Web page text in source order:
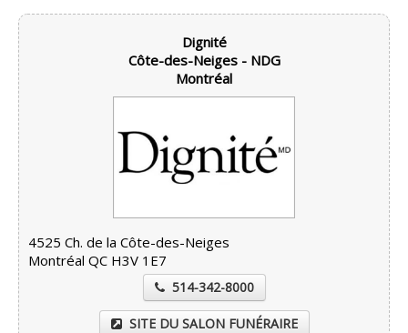
Dignité
Côte-des-Neiges - NDG
Montréal
4525 Ch. de la Côte-des-Neiges
Montréal QC H3V 1E7
514-342-8000
SITE DU SALON FUNÉRAIRE